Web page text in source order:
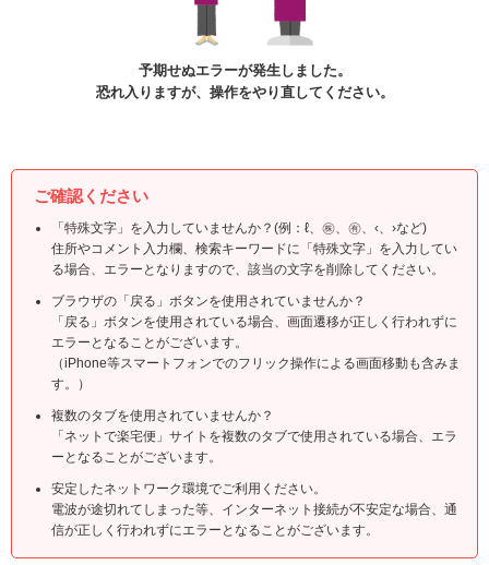
予期せぬエラーが発生しました。
恐れ入りますが、操作をやり直してください。
ご確認ください
「特殊文字」を入力していませんか？(例：ℓ、㊑、㊒、‹、›など)
住所やコメント入力欄、検索キーワードに「特殊文字」を入力してい
る場合、エラーとなりますので、該当の文字を削除してください。
ブラウザの「戻る」ボタンを使用されていませんか？
「戻る」ボタンを使用されている場合、画面遷移が正しく行われずに
エラーとなることがございます。
（iPhone等スマートフォンでのフリック操作による画面移動も含みま
す。）
複数のタブを使用されていませんか？
「ネットで楽宅便」サイトを複数のタブで使用されている場合、エラ
ーとなることがございます。
安定したネットワーク環境でご利用ください。
電波が途切れてしまった等、インターネット接続が不安定な場合、通
信が正しく行われずにエラーとなることがございます。